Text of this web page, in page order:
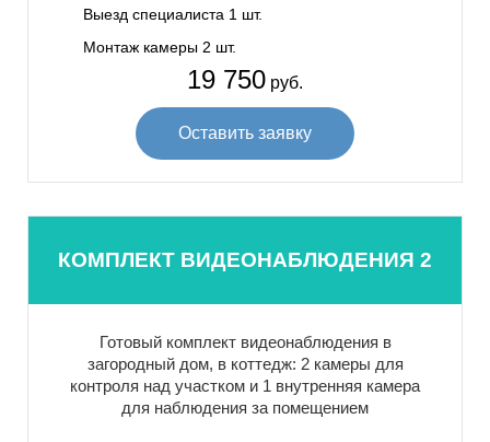
Выезд специалиста 1 шт.
Монтаж камеры 2 шт.
19 750 руб.
Оставить заявку
КОМПЛЕКТ ВИДЕОНАБЛЮДЕНИЯ 2
Готовый комплект видеонаблюдения в
загородный дом, в коттедж: 2 камеры для
контроля над участком и 1 внутренняя камера
для наблюдения за помещением